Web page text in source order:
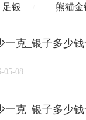
足银 熊猫金
长城币 / 老
亚一金店
一克_银子多少
05-08
一克_银子多少